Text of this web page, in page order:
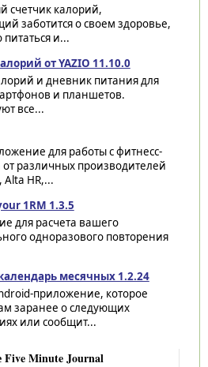
счетчик калорий,
заботится о своем здоровье,
и...
от YAZIO 11.10.0
и дневник питания для
и планшетов.
все...
для работы с фитнесс-
различных производителей
Alta HR,...
1RM 1.3.5
для расчета вашего
одноразового повторения
месячных 1.2.24
приложение, которое
заранее о следующих
или сообщит...
Minute Journal